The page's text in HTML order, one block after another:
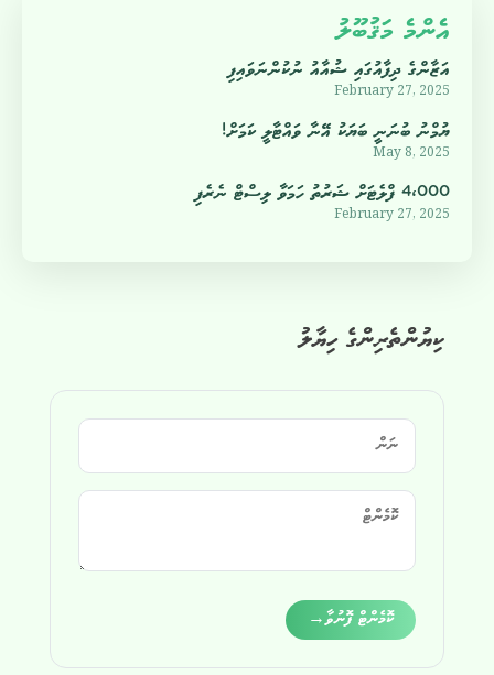
ކިޔުންތެރިންގެ ހިޔާލު
ކޮމެންޓް ފޮނުވާ→
އެންމެ މަޤުބޫލު
އަޒާންގެ ދިފާއުގައި ޝުއާއު ނުކުންނަވައިފި
February 27, 2025
ޔުމްނު ބުނަނީ ބަޔަކު އޭނާ ވައްޓާލީ ކަމަށް!
May 8, 2025
4،000 ފްލެޓަށް ޝަރުތު ހަމަވާ ލިސްޓް ނެރެފި
February 27, 2025